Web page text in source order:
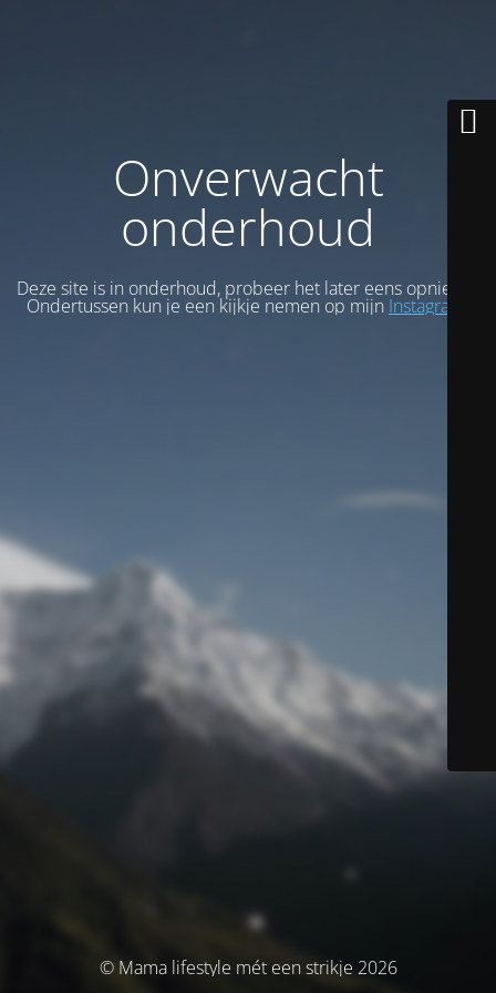
Onverwacht
onderhoud
Deze site is in onderhoud, probeer het later eens opnieuw.
Ondertussen kun je een kijkje nemen op mijn Instagram
© Mama lifestyle mét een strikje 2026